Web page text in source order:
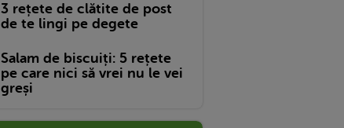
3 rețete de clătite de post
de te lingi pe degete
Salam de biscuiți: 5 rețete
pe care nici să vrei nu le vei
greși